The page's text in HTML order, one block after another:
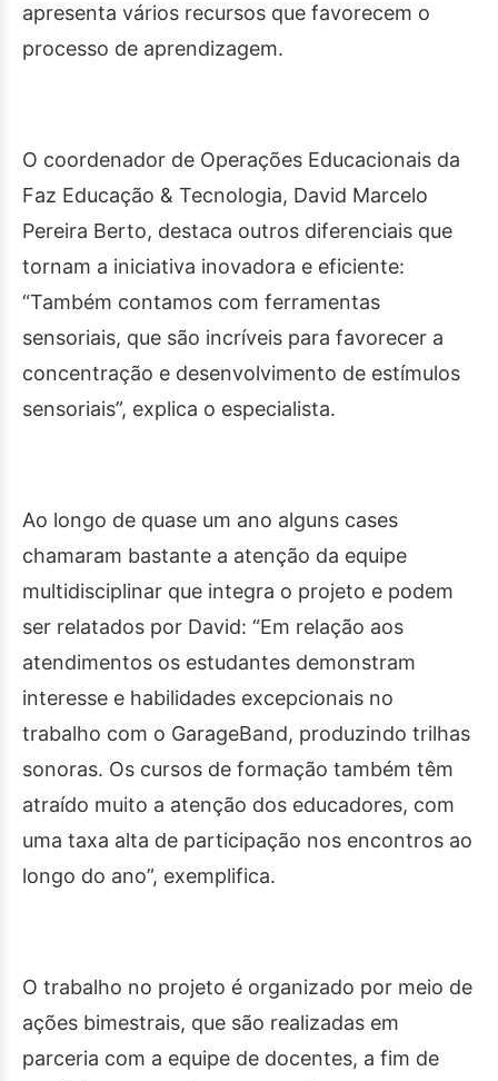
apresenta vários recursos que favorecem o
processo de aprendizagem.
O coordenador de Operações Educacionais da
Faz Educação & Tecnologia, David Marcelo
Pereira Berto, destaca outros diferenciais que
tornam a iniciativa inovadora e eficiente:
“Também contamos com ferramentas
sensoriais, que são incríveis para favorecer a
concentração e desenvolvimento de estímulos
sensoriais”, explica o especialista.
Ao longo de quase um ano alguns cases
chamaram bastante a atenção da equipe
multidisciplinar que integra o projeto e podem
ser relatados por David: “Em relação aos
atendimentos os estudantes demonstram
interesse e habilidades excepcionais no
trabalho com o GarageBand, produzindo trilhas
sonoras. Os cursos de formação também têm
atraído muito a atenção dos educadores, com
uma taxa alta de participação nos encontros ao
longo do ano”, exemplifica.
O trabalho no projeto é organizado por meio de
ações bimestrais, que são realizadas em
parceria com a equipe de docentes, a fim de